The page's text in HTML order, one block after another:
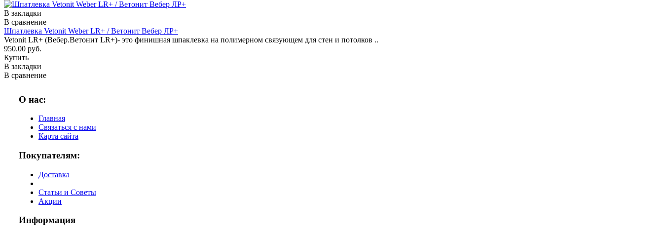
В закладки
В сравнение
Шпатлевка Vetonit Weber LR+ / Ветонит Вебер ЛР+
Vetonit LR+ (Вебер.Ветонит LR+)- это финишная шпаклевка на полимерном связующем для стен и потолков ..
950.00 руб.
Купить
В закладки
В сравнение
О нас:
Главная
Связаться с нами
Карта сайта
Покупателям:
Доставка
Статьи и Советы
Акции
Информация